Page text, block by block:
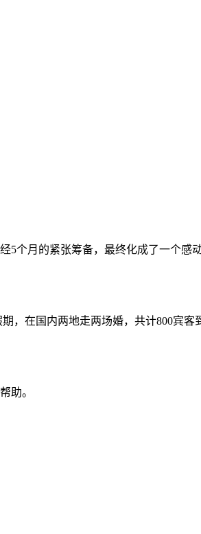
5个月的紧张筹备，最终化成了一个感
，在国内两地走两场婚，共计800宾客
助。